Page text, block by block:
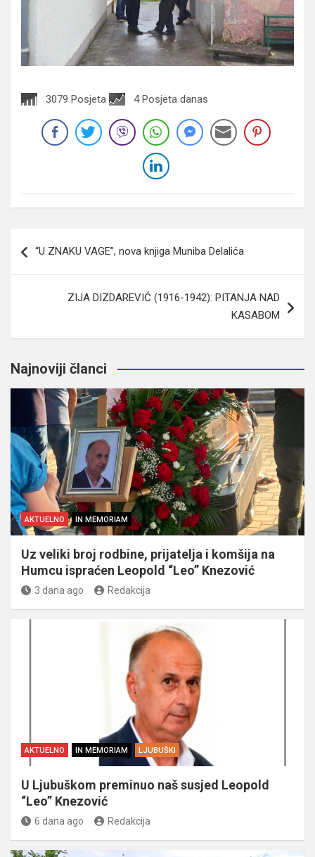
3079 Posjeta 4 Posjeta danas
članaka
“U ZNAKU VAGE”, nova knjiga Muniba Delalića
ZIJA DIZDAREVIĆ (1916-1942): PITANJA NAD
KASABOM
Najnoviji članci
AKTUELNO IN MEMORIAM
Uz veliki broj rodbine, prijatelja i komšija na
Humcu ispraćen Leopold “Leo” Knezović
3 dana ago Redakcija
AKTUELNO IN MEMORIAM LJUBUŠKI
U Ljubuškom preminuo naš susjed Leopold
“Leo” Knezović
6 dana ago Redakcija